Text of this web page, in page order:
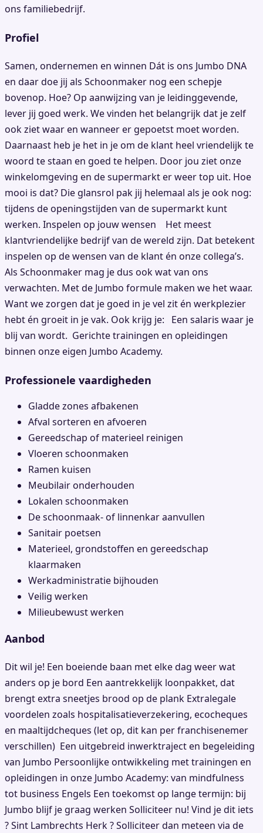
ons familiebedrijf.
Profiel
Samen, ondernemen en winnen Dát is ons Jumbo DNA
en daar doe jij als Schoonmaker nog een schepje
bovenop. Hoe? Op aanwijzing van je leidinggevende,
lever jij goed werk. We vinden het belangrijk dat je zelf
ook ziet waar en wanneer er gepoetst moet worden.
Daarnaast heb je het in je om de klant heel vriendelijk te
woord te staan en goed te helpen. Door jou ziet onze
winkelomgeving en de supermarkt er weer top uit. Hoe
mooi is dat? Die glansrol pak jij helemaal als je ook nog:
tijdens de openingstijden van de supermarkt kunt
werken. Inspelen op jouw wensen Het meest
klantvriendelijke bedrijf van de wereld zijn. Dat betekent
inspelen op de wensen van de klant én onze collega’s.
Als Schoonmaker mag je dus ook wat van ons
verwachten. Met de Jumbo formule maken we het waar.
Want we zorgen dat je goed in je vel zit én werkplezier
hebt én groeit in je vak. Ook krijg je: Een salaris waar je
blij van wordt. Gerichte trainingen en opleidingen
binnen onze eigen Jumbo Academy.
Professionele vaardigheden
Gladde zones afbakenen
Afval sorteren en afvoeren
Gereedschap of materieel reinigen
Vloeren schoonmaken
Ramen kuisen
Meubilair onderhouden
Lokalen schoonmaken
De schoonmaak- of linnenkar aanvullen
Sanitair poetsen
Materieel, grondstoffen en gereedschap
klaarmaken
Werkadministratie bijhouden
Veilig werken
Milieubewust werken
Aanbod
Dit wil je! Een boeiende baan met elke dag weer wat
anders op je bord Een aantrekkelijk loonpakket, dat
brengt extra sneetjes brood op de plank Extralegale
voordelen zoals hospitalisatieverzekering, ecocheques
en maaltijdcheques (let op, dit kan per franchisenemer
verschillen) Een uitgebreid inwerktraject en begeleiding
van Jumbo Persoonlijke ontwikkeling met trainingen en
opleidingen in onze Jumbo Academy: van mindfulness
tot business Engels Een toekomst op lange termijn: bij
Jumbo blijf je graag werken Solliciteer nu! Vind je dit iets
? Sint Lambrechts Herk ? Solliciteer dan meteen via de